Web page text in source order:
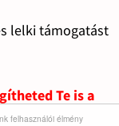
felhasználói élmény
lelki támogatást
Te is a